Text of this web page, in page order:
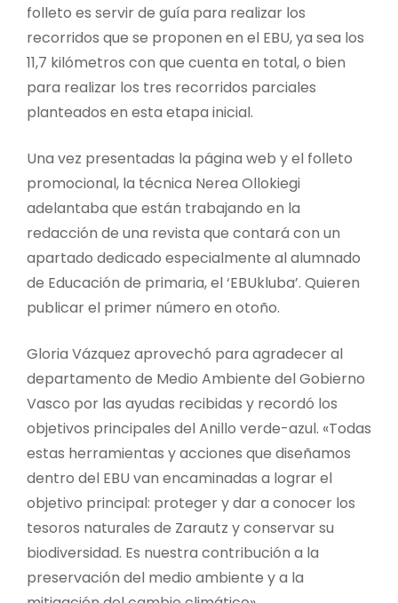
folleto es servir de guía para realizar los
recorridos que se proponen en el EBU, ya sea los
11,7 kilómetros con que cuenta en total, o bien
para realizar los tres recorridos parciales
planteados en esta etapa inicial.
Una vez presentadas la página web y el folleto
promocional, la técnica Nerea Ollokiegi
adelantaba que están trabajando en la
redacción de una revista que contará con un
apartado dedicado especialmente al alumnado
de Educación de primaria, el ‘EBUkluba’. Quieren
publicar el primer número en otoño.
Gloria Vázquez aprovechó para agradecer al
departamento de Medio Ambiente del Gobierno
Vasco por las ayudas recibidas y recordó los
objetivos principales del Anillo verde-azul. «Todas
estas herramientas y acciones que diseñamos
dentro del EBU van encaminadas a lograr el
objetivo principal: proteger y dar a conocer los
tesoros naturales de Zarautz y conservar su
biodiversidad. Es nuestra contribución a la
preservación del medio ambiente y a la